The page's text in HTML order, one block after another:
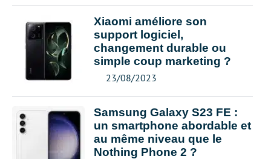
Xiaomi améliore son
support logiciel,
changement durable ou
simple coup marketing ?
23/08/2023
Samsung Galaxy S23 FE :
un smartphone abordable et
au même niveau que le
Nothing Phone 2 ?